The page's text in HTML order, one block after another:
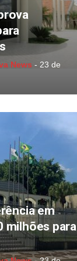
News - 23 de
em
milhões para